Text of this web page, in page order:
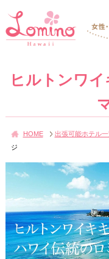
ヒルトンワ
HOME 出張可能ホテル
ジ